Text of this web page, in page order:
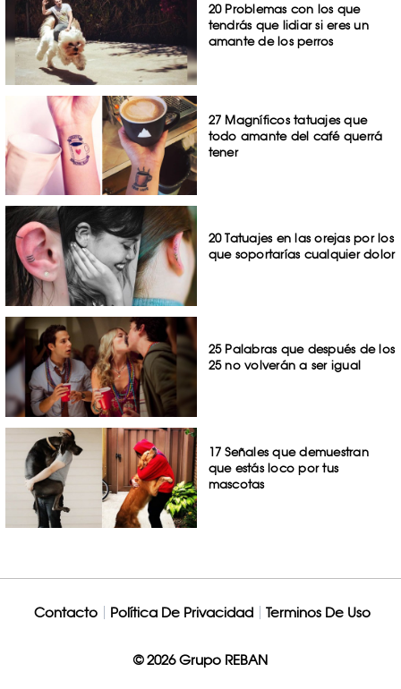
20 Problemas con los que
tendrás que lidiar si eres un
amante de los perros
27 Magníficos tatuajes que
todo amante del café querrá
tener
20 Tatuajes en las orejas por los
que soportarías cualquier dolor
25 Palabras que después de los
25 no volverán a ser igual
17 Señales que demuestran
que estás loco por tus
mascotas
Contacto Política De Privacidad Terminos De Uso
© 2026 Grupo REBAN